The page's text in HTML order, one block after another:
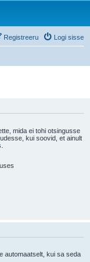
Logi sisse
Registreeru
mida ei tohi otsingusse
soovid, et ainult
automaatselt, kui sa seda